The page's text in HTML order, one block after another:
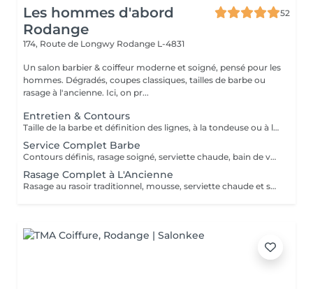
Les hommes d'abord
Rodange
52
174, Route de Longwy Rodange L-4831
Un salon barbier & coiffeur moderne et soigné, pensé pour les
hommes. Dégradés, coupes classiques, tailles de barbe ou
rasage à l'ancienne. Ici, on pr...
Entretien & Contours
Taille de la barbe et définition des lignes, à la tondeuse ou à la lame.
Service Complet Barbe
Contours définis, rasage soigné, serviette chaude, bain de vapeur et soins pour la peau.
Rasage Complet à L'Ancienne
Rasage au rasoir traditionnel, mousse, serviette chaude et soins apaisants.